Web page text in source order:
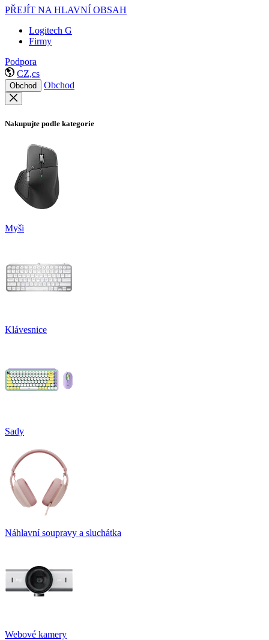
PŘEJÍT NA HLAVNÍ OBSAH
Logitech G
Firmy
Podpora
CZ,cs
Obchod Obchod
Nakupujte podle kategorie
Myši
Klávesnice
Sady
Náhlavní soupravy a sluchátka
Webové kamery